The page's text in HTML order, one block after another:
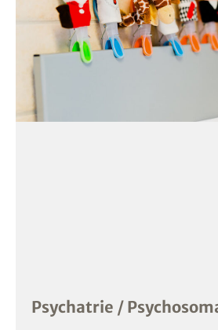
Psychatrie /